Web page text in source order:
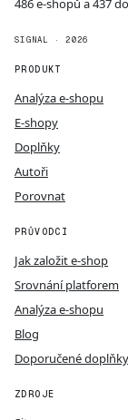
486 e-shopů a 437
SIGNAL · 2026
PRODUKT
Analýza e-shopu
E-shopy
Doplňky
Autoři
Porovnat
PRŮVODCI
Jak založit e-shop
Srovnání platforem
Analýza e-shopu
Blog
Doporučené doplňky
ZDROJE